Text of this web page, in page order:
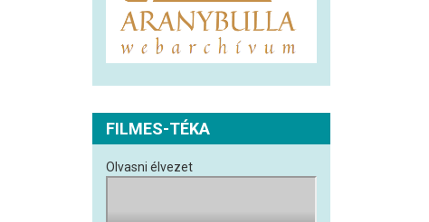
FILMES-TÉKA
Olvasni élvezet